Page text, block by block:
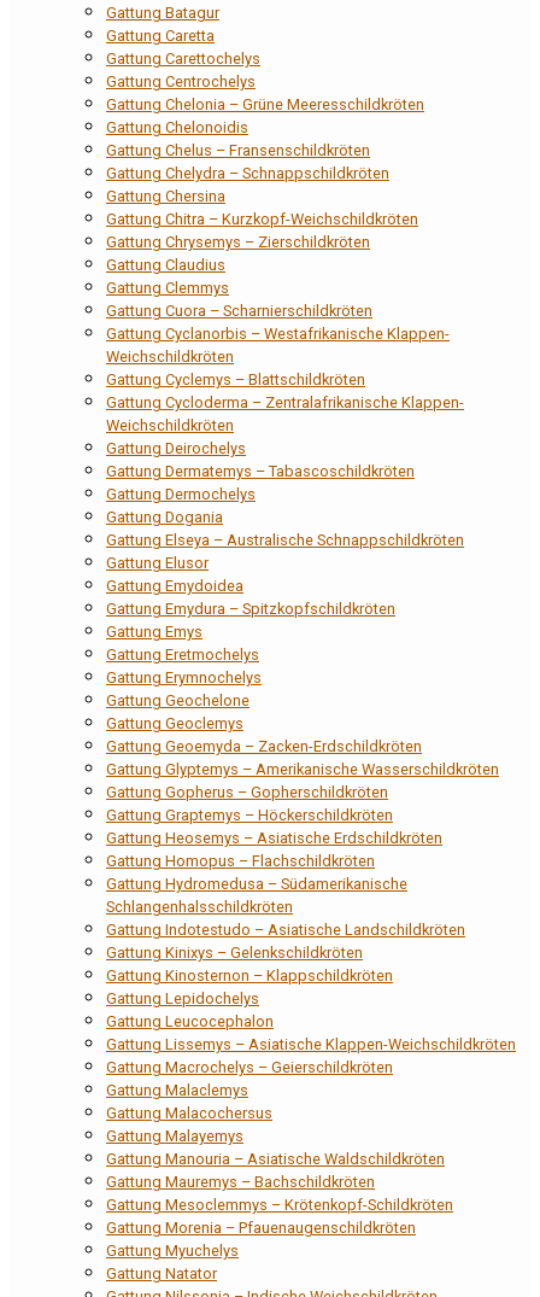
Gattung Batagur
Gattung Caretta
Gattung Carettochelys
Gattung Centrochelys
Gattung Chelonia – Grüne Meeresschildkröten
Gattung Chelonoidis
Gattung Chelus – Fransenschildkröten
Gattung Chelydra – Schnappschildkröten
Gattung Chersina
Gattung Chitra – Kurzkopf-Weichschildkröten
Gattung Chrysemys – Zierschildkröten
Gattung Claudius
Gattung Clemmys
Gattung Cuora – Scharnierschildkröten
Gattung Cyclanorbis – Westafrikanische Klappen-
Weichschildkröten
Gattung Cyclemys – Blattschildkröten
Gattung Cycloderma – Zentralafrikanische Klappen-
Weichschildkröten
Gattung Deirochelys
Gattung Dermatemys – Tabascoschildkröten
Gattung Dermochelys
Gattung Dogania
Gattung Elseya – Australische Schnappschildkröten
Gattung Elusor
Gattung Emydoidea
Gattung Emydura – Spitzkopfschildkröten
Gattung Emys
Gattung Eretmochelys
Gattung Erymnochelys
Gattung Geochelone
Gattung Geoclemys
Gattung Geoemyda – Zacken-Erdschildkröten
Gattung Glyptemys – Amerikanische Wasserschildkröten
Gattung Gopherus – Gopherschildkröten
Gattung Graptemys – Höckerschildkröten
Gattung Heosemys – Asiatische Erdschildkröten
Gattung Homopus – Flachschildkröten
Gattung Hydromedusa – Südamerikanische
Schlangenhalsschildkröten
Gattung Indotestudo – Asiatische Landschildkröten
Gattung Kinixys – Gelenkschildkröten
Gattung Kinosternon – Klappschildkröten
Gattung Lepidochelys
Gattung Leucocephalon
Gattung Lissemys – Asiatische Klappen-Weichschildkröten
Gattung Macrochelys – Geierschildkröten
Gattung Malaclemys
Gattung Malacochersus
Gattung Malayemys
Gattung Manouria – Asiatische Waldschildkröten
Gattung Mauremys – Bachschildkröten
Gattung Mesoclemmys – Krötenkopf-Schildkröten
Gattung Morenia – Pfauenaugenschildkröten
Gattung Myuchelys
Gattung Natator